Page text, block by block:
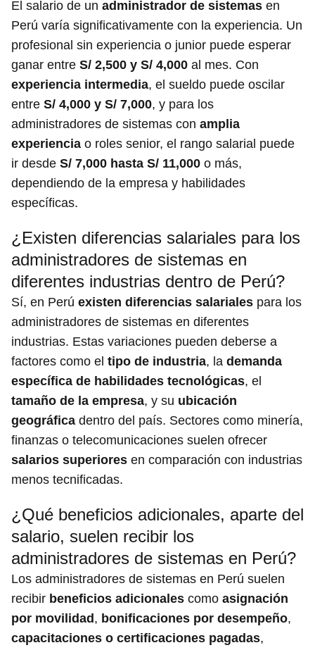
El salario de un administrador de sistemas en
Perú varía significativamente con la experiencia. Un
profesional sin experiencia o junior puede esperar
ganar entre S/ 2,500 y S/ 4,000 al mes. Con
experiencia intermedia, el sueldo puede oscilar
entre S/ 4,000 y S/ 7,000, y para los
administradores de sistemas con amplia
experiencia o roles senior, el rango salarial puede
ir desde S/ 7,000 hasta S/ 11,000 o más,
dependiendo de la empresa y habilidades
específicas.
¿Existen diferencias salariales para los
administradores de sistemas en
diferentes industrias dentro de Perú?
Sí, en Perú existen diferencias salariales para los
administradores de sistemas en diferentes
industrias. Estas variaciones pueden deberse a
factores como el tipo de industria, la demanda
específica de habilidades tecnológicas, el
tamaño de la empresa, y su ubicación
geográfica dentro del país. Sectores como minería,
finanzas o telecomunicaciones suelen ofrecer
salarios superiores en comparación con industrias
menos tecnificadas.
¿Qué beneficios adicionales, aparte del
salario, suelen recibir los
administradores de sistemas en Perú?
Los administradores de sistemas en Perú suelen
recibir beneficios adicionales como asignación
por movilidad , bonificaciones por desempeño,
capacitaciones o certificaciones pagadas,